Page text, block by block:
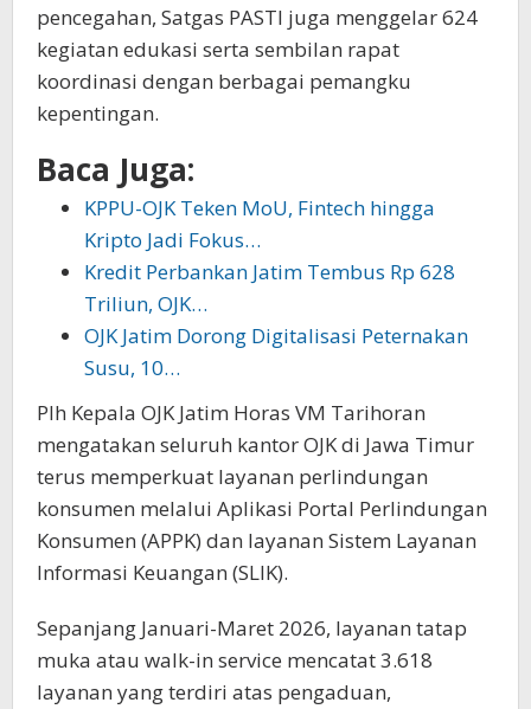
pencegahan, Satgas PASTI juga menggelar 624
kegiatan edukasi serta sembilan rapat
koordinasi dengan berbagai pemangku
kepentingan.
Baca Juga:
KPPU-OJK Teken MoU, Fintech hingga
Kripto Jadi Fokus…
Kredit Perbankan Jatim Tembus Rp 628
Triliun, OJK…
OJK Jatim Dorong Digitalisasi Peternakan
Susu, 10…
Plh Kepala OJK Jatim Horas VM Tarihoran
mengatakan seluruh kantor OJK di Jawa Timur
terus memperkuat layanan perlindungan
konsumen melalui Aplikasi Portal Perlindungan
Konsumen (APPK) dan layanan Sistem Layanan
Informasi Keuangan (SLIK).
Sepanjang Januari-Maret 2026, layanan tatap
muka atau walk-in service mencatat 3.618
layanan yang terdiri atas pengaduan,